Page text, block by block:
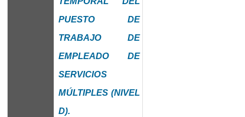
PUESTO DE
TRABAJO DE
EMPLEADO DE
SERVICIOS
MÚLTIPLES (NIVEL
D).